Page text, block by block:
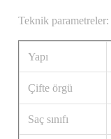
Teknik parametreler:
Yapı
Çifte örgü
Saç sınıfı